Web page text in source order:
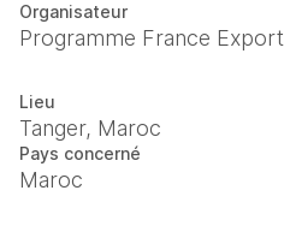
Organisateur
Programme France Export
Lieu
Tanger, Maroc
Pays concerné
Maroc